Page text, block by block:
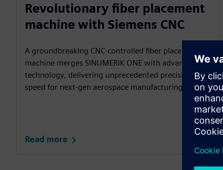
Revolutionary fiber placement
machine with Siemens CNC
A groundbreaking CNC‑controlled fiber placement
machine merges SINUMERIK ONE with advanced AFP
technology, delivering unprecedented precision and
speed for next‑gen aerospace manufacturing.​
Read more